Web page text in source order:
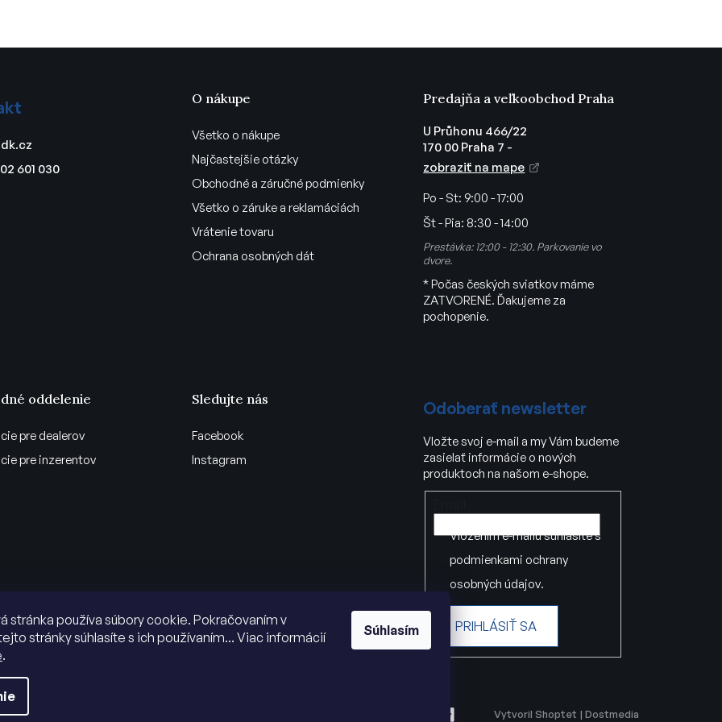
stránka používa súbory cookie. Pokračovaním v
stránky súhlasíte s ich používaním... Viac informácií
.
Súhlasím
601 030
O nákupe
Všetko o nákupe
Najčastejšie otázky
Obchodné a záručné podmienky
Všetko o záruke a reklamáciách
Vrátenie tovaru
Ochrana osobných dát
Predajňa a veľkoobchod Praha
U Průhonu 466/22
170 00 Praha 7 -
zobraziť na mape
Po - St: 9:00 - 17:00
Št - Pia: 8:30 - 14:00
Prestávka: 12:00 - 12:30. Parkovanie vo
dvore.
* Počas českých sviatkov máme
ZATVORENÉ. Ďakujeme za
pochopenie.
oddelenie
pre dealerov
pre inzerentov
Sledujte nás
Facebook
Instagram
Odoberať newsletter
Vložte svoj e-mail a my Vám budeme
zasielať informácie o nových
produktoch na našom e-shope.
Vložením e-mailu súhlasíte s
podmienkami ochrany
osobných údajov.
PRIHLÁSIŤ SA
Vytvoril Shoptet | Dostmedia